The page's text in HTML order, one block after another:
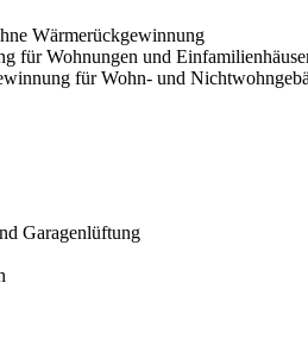
Wärmerückgewinnung
für Wohnungen und
für Wohn- und
Garagenlüftung